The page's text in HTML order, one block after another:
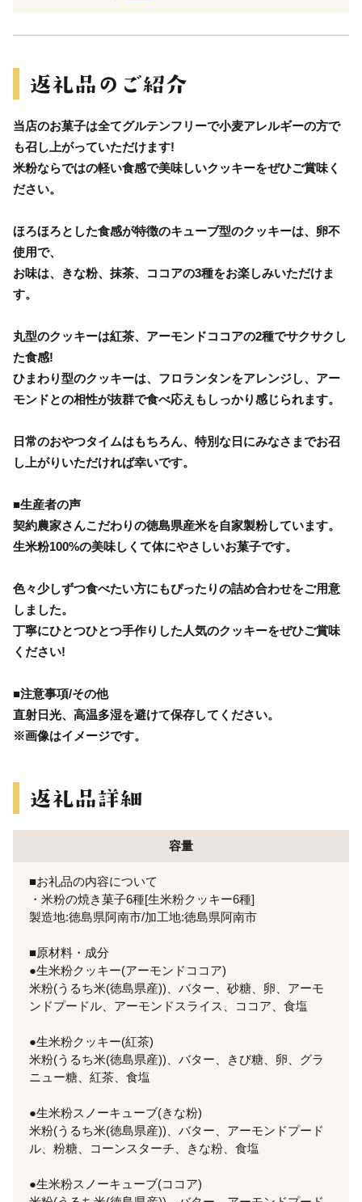
当店のお菓子は全てグルテンフリーで小麦アレルギーの方で
も召し上がっていただけます!
米粉ならではの軽い食感で美味しいクッキーをぜひご賞味く
ださい。
ほろほろとした食感が特徴のキューブ型のクッキーは、卵不
使用で、
お味は、きな粉、抹茶、ココアの3種をお楽しみいただけま
す。
丸型のクッキーは紅茶、アーモンドココアの2種でサクサクし
た食感!
ひまわり型のクッキーは、フロランタンをアレンジし、アー
モンドとの相性が抜群で食べ応えもしっかり感じられます。
日常のおやつタイムはもちろん、特別な日にみなさまでお召
し上がりいただければ幸いです。
■生産者の声
契約農家さんこだわりの徳島県産米を自家製粉しています。
生米粉100%の美味しくて体にやさしいお菓子です。
色々少しずつ食べたい方にもぴったりの詰め合わせをご用意
しました。
丁寧にひとつひとつ手作りした人気のクッキーをぜひご賞味
ください!
■注意事項/その他
直射日光、高温多湿を避けて保存してください。
※画像はイメージです。
容量
■お礼品の内容について
・米粉の焼き菓子6種[生米粉クッキー6種]
製造地:徳島県阿南市/加工地:徳島県阿南市
■原材料・成分
●生米粉クッキー(アーモンドココア)
米粉(うるち米(徳島県産))、バター、砂糖、卵、アーモ
ンドプードル、アーモンドスライス、ココア、食塩
●生米粉クッキー(紅茶)
米粉(うるち米(徳島県産))、バター、きび糖、卵、グラ
ニュー糖、紅茶、食塩
●生米粉スノーキューブ(きな粉)
米粉(うるち米(徳島県産))、バター、アーモンドプード
ル、粉糖、コーンスターチ、きな粉、食塩
●生米粉スノーキューブ(ココア)